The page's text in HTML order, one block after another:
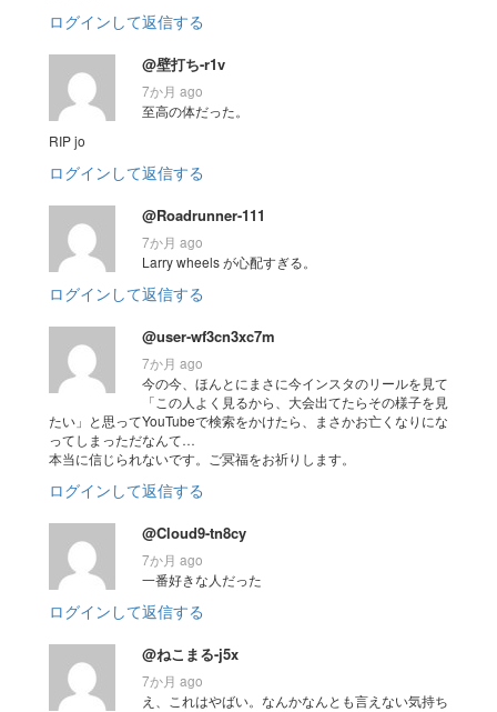
ログインして返信する
@壁打ち-r1v
7か月 ago
至高の体だった。
RIP jo
ログインして返信する
@Roadrunner-111
7か月 ago
Larry wheels が心配すぎる。
ログインして返信する
@user-wf3cn3xc7m
7か月 ago
今の今、ほんとにまさに今インスタのリールを見て
「この人よく見るから、大会出てたらその様子を見
たい」と思ってYouTubeで検索をかけたら、まさかお亡くなりにな
ってしまっただなんて…
本当に信じられないです。ご冥福をお祈りします。
ログインして返信する
@Cloud9-tn8cy
7か月 ago
一番好きな人だった
ログインして返信する
@ねこまる-j5x
7か月 ago
え、これはやばい。なんかなんとも言えない気持ち